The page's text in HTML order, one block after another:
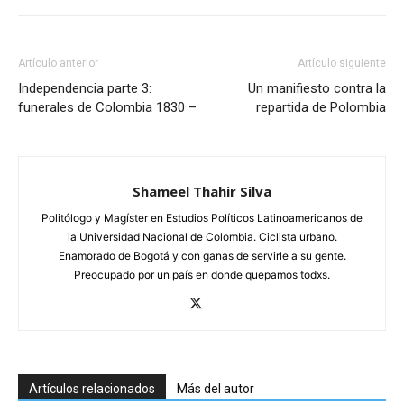
Artículo anterior
Independencia parte 3:
funerales de Colombia 1830 –
Artículo siguiente
Un manifiesto contra la
repartida de Polombia
Shameel Thahir Silva
Politólogo y Magíster en Estudios Políticos Latinoamericanos de
la Universidad Nacional de Colombia. Ciclista urbano.
Enamorado de Bogotá y con ganas de servirle a su gente.
Preocupado por un país en donde quepamos todxs.
Artículos relacionados Más del autor